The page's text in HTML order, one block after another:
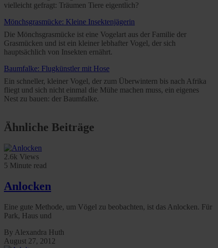
vielleicht gefragt: Träumen Tiere eigentlich?
Mönchsgrasmücke: Kleine Insektenjägerin
Die Mönchsgrasmücke ist eine Vogelart aus der Familie der
Grasmücken und ist ein kleiner lebhafter Vogel, der sich
hauptsächlich von Insekten ernährt.
Baumfalke: Flugkünstler mit Hose
Ein schneller, kleiner Vogel, der zum Überwintern bis nach Afrika
fliegt und sich nicht einmal die Mühe machen muss, ein eigenes
Nest zu bauen: der Baumfalke.
Ähnliche Beiträge
2.6k Views
5 Minute read
Anlocken
Eine gute Methode, um Vögel zu beobachten, ist das Anlocken. Für
Park, Haus und
By Alexandra Huth
August 27, 2012